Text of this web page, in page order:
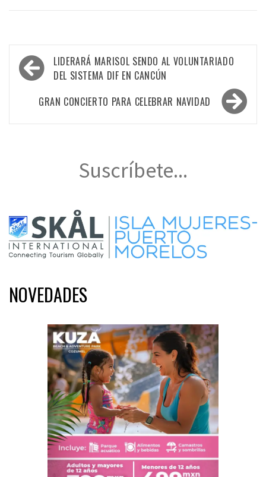
Navegación
de
entradas
LIDERARÁ MARISOL SENDO AL VOLUNTARIADO
DEL SISTEMA DIF EN CANCÚN
GRAN CONCIERTO PARA CELEBRAR NAVIDAD
Suscríbete...
NOVEDADES